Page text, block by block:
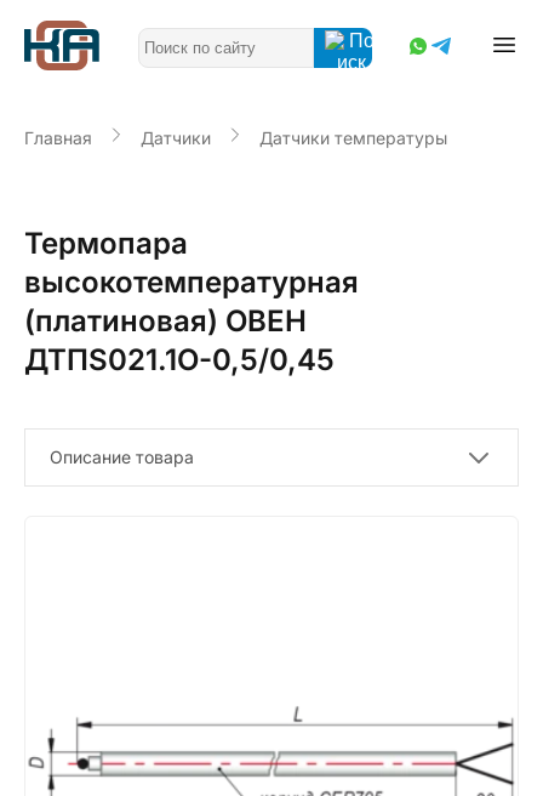
Главная Датчики Датчики температуры
Термопара
высокотемпературная
(платиновая) ОВЕН
ДТПS021.1О-0,5/0,45
Описание товара